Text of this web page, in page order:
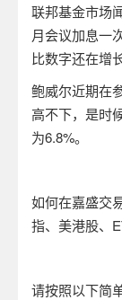
联邦基金市场
月会议加息一
比数字还在增长
鲍威尔近期在
高不下，是时
为6.8%。
如何在嘉盛交
指、美港股、
请按照以下简